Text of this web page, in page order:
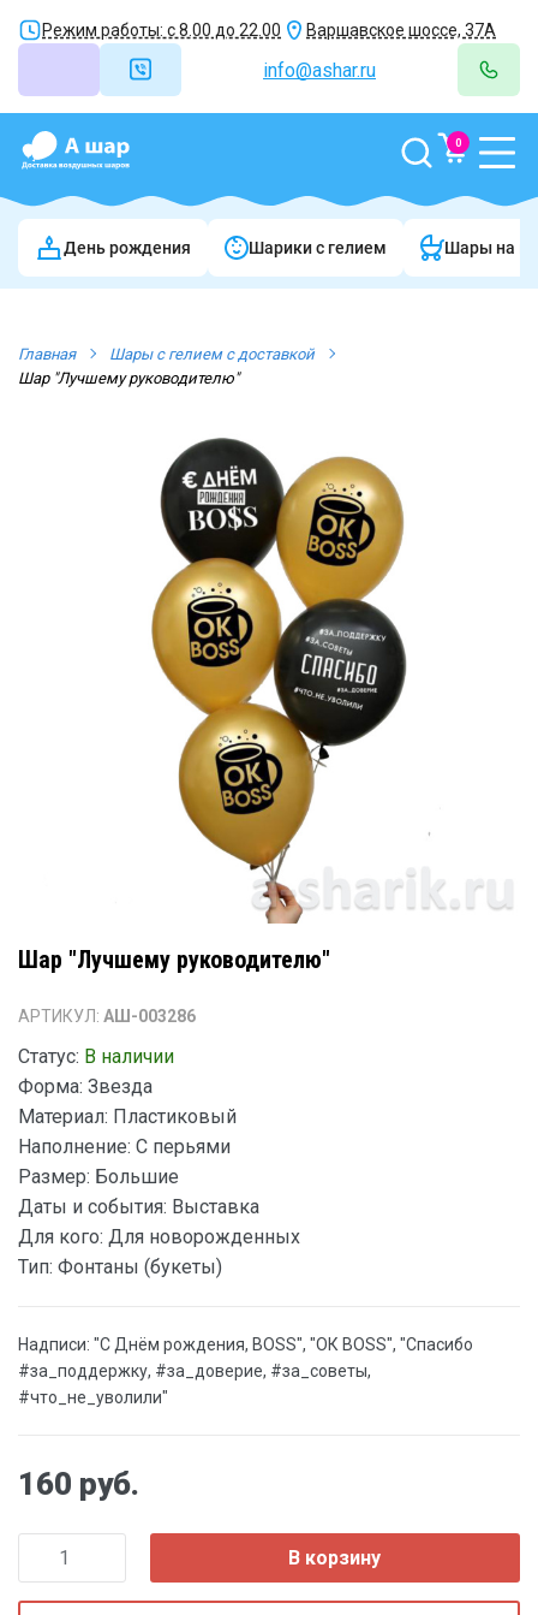
Режим работы: с 8.00 до 22.00 Варшавское шоссе, 37А
info@ashar.ru
0
День рождения Шарики c гелием Шары на
Главная
Шары с гелием с доставкой
Шар "Лучшему руководителю"
Шар "Лучшему руководителю"
АРТИКУЛ: АШ-003286
Статус: В наличии
Форма: Звезда
Материал: Пластиковый
Наполнение: С перьями
Размер: Большие
Даты и события: Выставка
Для кого: Для новорожденных
Тип: Фонтаны (букеты)
Надписи: "С Днём рождения, BOSS", "ОК BOSS", "Спасибо
#за_поддержку, #за_доверие, #за_советы,
#что_не_уволили"
160 руб.
В корзину